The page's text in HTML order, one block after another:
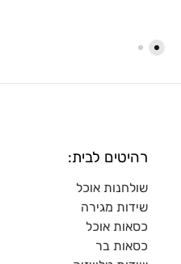
רהיטים לבית:
שולחנות אוכל
שידות מגירה
כסאות אוכל
כסאות בר